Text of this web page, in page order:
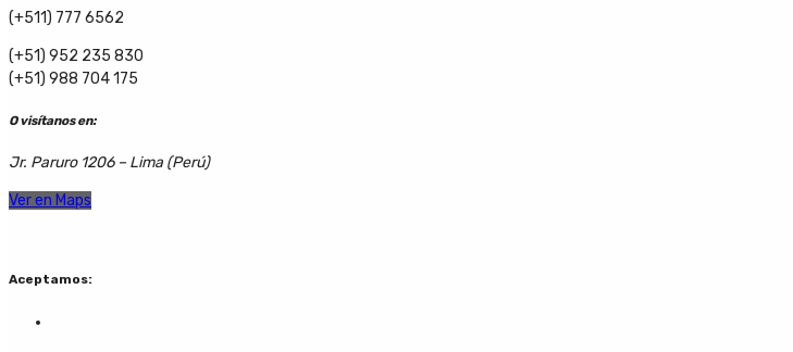
(+511) 777 6562
(+51) 952 235 830
(+51) 988 704 175
O visítanos en:
Jr. Paruro 1206 – Lima (Perú)
Ver en Maps
Aceptamos: